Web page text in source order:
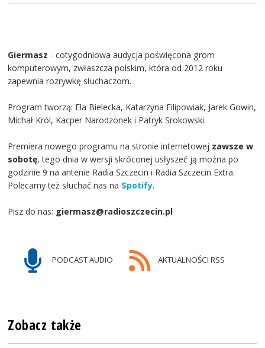
Giermasz - cotygodniowa audycja poświęcona grom
komputerowym, zwłaszcza polskim, która od 2012 roku
zapewnia rozrywkę słuchaczom.
Program tworzą: Ela Bielecka, Katarzyna Filipowiak, Jarek Gowin,
Michał Król, Kacper Narodzonek i Patryk Srokowski.
Premiera nowego programu na stronie internetowej zawsze w
sobotę, tego dnia w wersji skróconej usłyszeć ją można po
godzinie 9 na antenie Radia Szczecin i Radia Szczecin Extra.
Polecamy też słuchać nas na Spotify.
Pisz do nas: giermasz@radioszczecin.pl
PODCAST AUDIO AKTUALNOŚCI RSS
Zobacz także